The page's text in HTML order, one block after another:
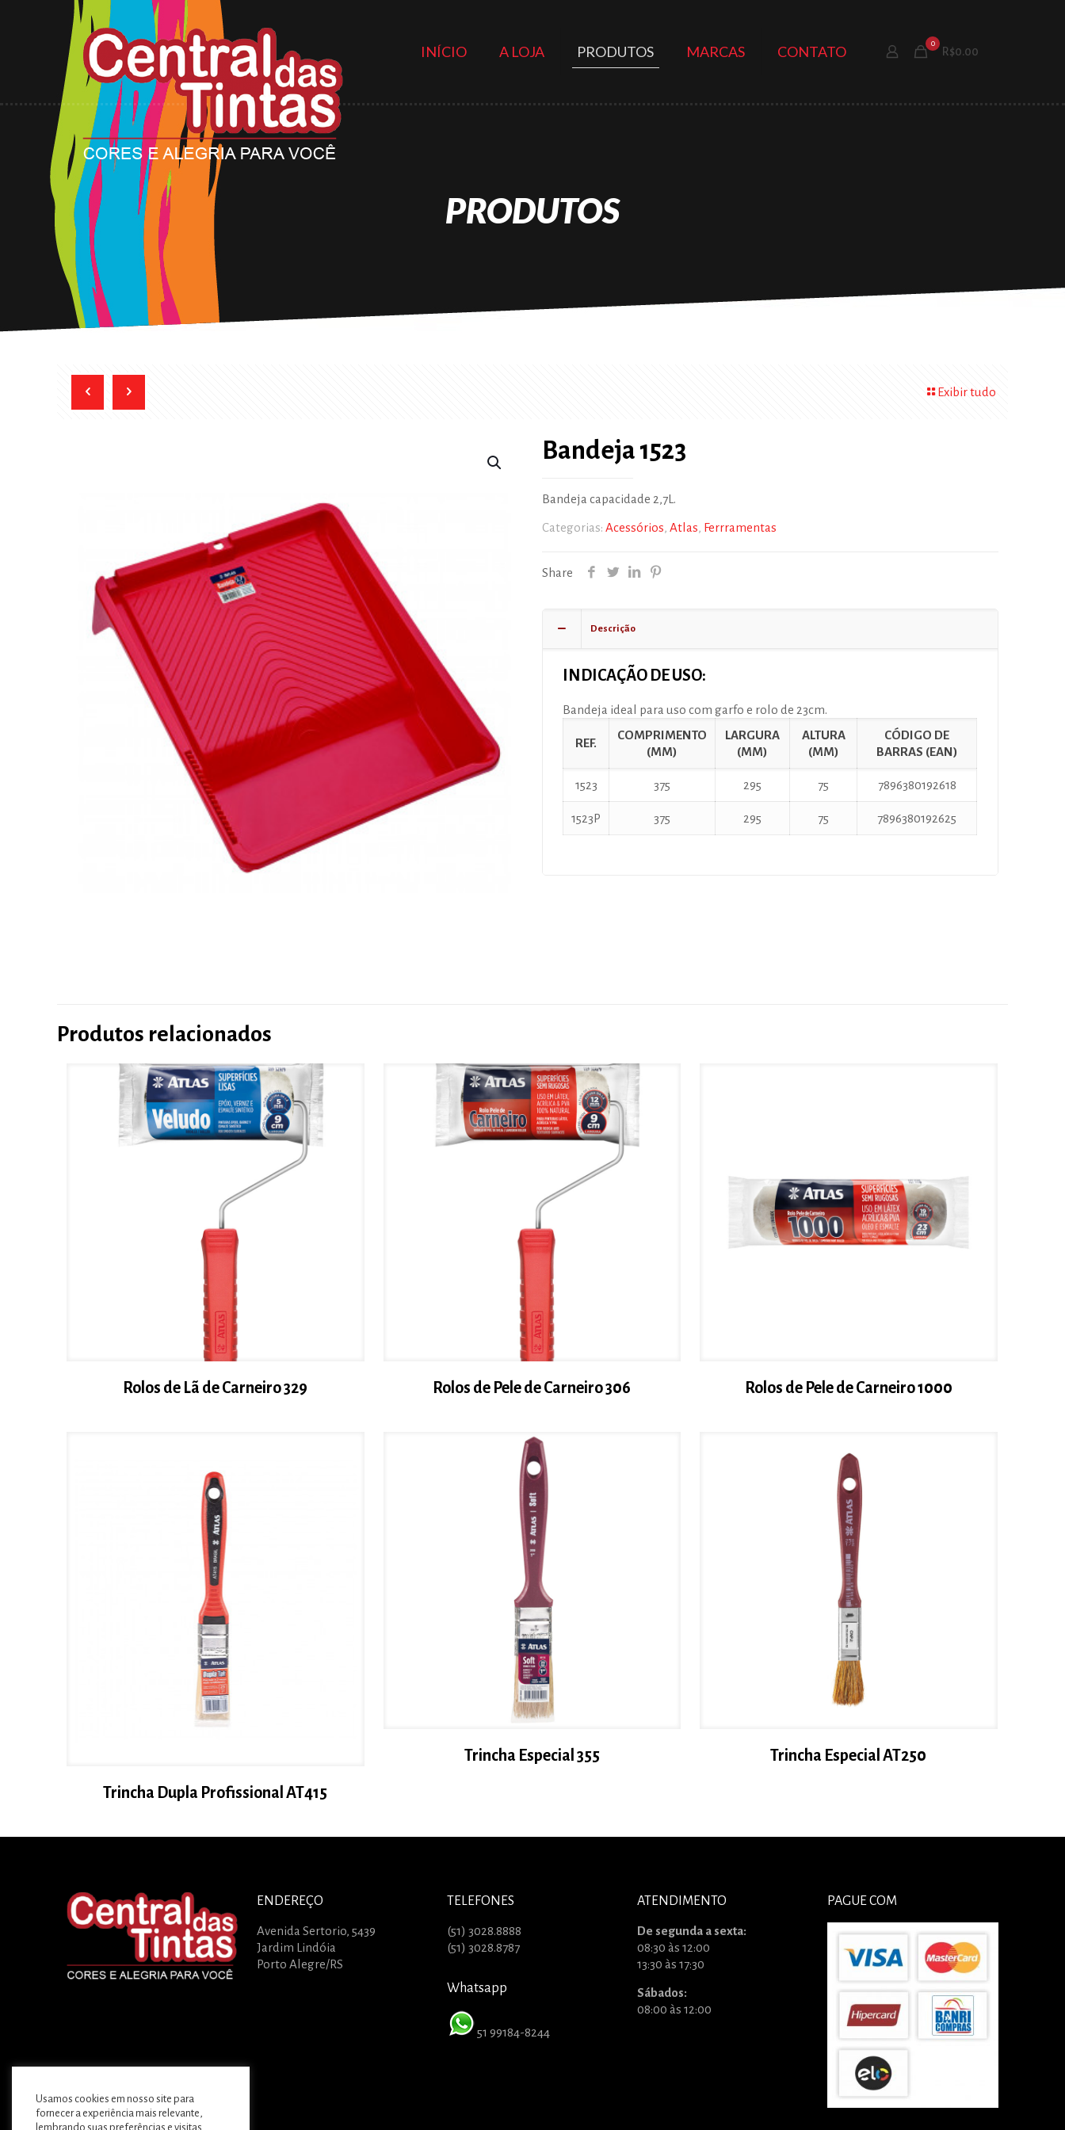
INÍCIO A LOJA PRODUTOS MARCAS CONTATO 0
R$0.00
PRODUTOS
Exibir tudo
Bandeja 1523
Bandeja capacidade 2,7L.
Categorias: Acessórios Atlas Ferrramentas
Share
Descrição
INDICAÇÃO DE USO:
Bandeja ideal para uso com garfo e rolo de 23cm.
REF.
COMPRIMENTO
(MM)
LARGURA
(MM)
ALTURA
(MM)
CÓDIGO DE
BARRAS (EAN)
1523 375 295 75 7896380192618
1523P 375 295 75 7896380192625
Produtos relacionados
Rolos de Lã de Carneiro 329 Rolos de Pele de Carneiro 306 Rolos de Pele de Carneiro 1000
Trincha Dupla Profissional AT415
Trincha Especial 355 Trincha Especial AT250
ENDEREÇO
Avenida Sertorio, 5439
Jardim Lindóia
Porto Alegre/RS
TELEFONES
(51) 3028.8888
(51) 3028.8787
Whatsapp
51 99184-8244
ATENDIMENTO
De segunda a sexta:
08:30 às 12:00
13:30 às 17:30
Sábados:
08:00 às 12:00
PAGUE COM
Usamos cookies em nosso site para
fornecer a experiência mais relevante,
lembrando suas preferências e visitas